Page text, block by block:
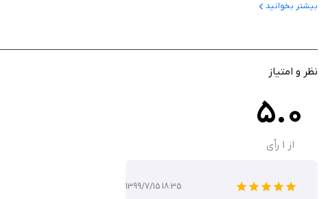
بیشتر بخوانید
نظر و امتیاز
5.0
از 1 رأی
1399/7/15 18:35